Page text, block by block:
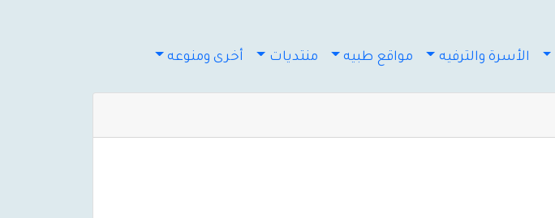
الأسرة والترفيه مواقع طبيه منتديات أخرى ومنوعه